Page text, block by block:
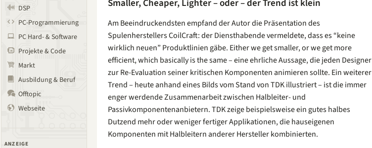
DSP
PC-Programmierung
PC Hard- & Software
Projekte & Code
Markt
Ausbildung & Beruf
Offtopic
Webseite
ANZEIGE
Smaller, Cheaper, Lighter – oder – der Trend ist klein
Am Beeindruckendsten empfand der Autor die Präsentation des
Spulenherstellers CoilCraft: der Diensthabende vermeldete, dass es “keine
wirklich neuen” Produktlinien gäbe. Either we get smaller, or we get more
efficient, which basically is the same – eine ehrliche Aussage, die jeden Designer
zur Re-Evaluation seiner kritischen Komponenten animieren sollte. Ein weiterer
Trend – heute anhand eines Bilds vom Stand von TDK illustriert – ist die immer
enger werdende Zusammenarbeit zwischen Halbleiter- und
Passivkomponentenanbietern. TDK zeige beispielsweise ein gutes halbes
Dutzend mehr oder weniger fertiger Applikationen, die hauseigenen
Komponenten mit Halbleitern anderer Hersteller kombinierten.